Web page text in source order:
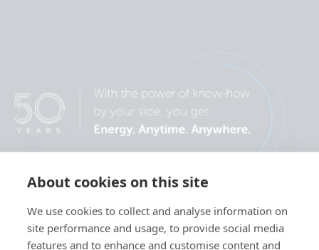
About cookies on this site
We use cookies to collect and analyse information on
site performance and usage, to provide social media
features and to enhance and customise content and